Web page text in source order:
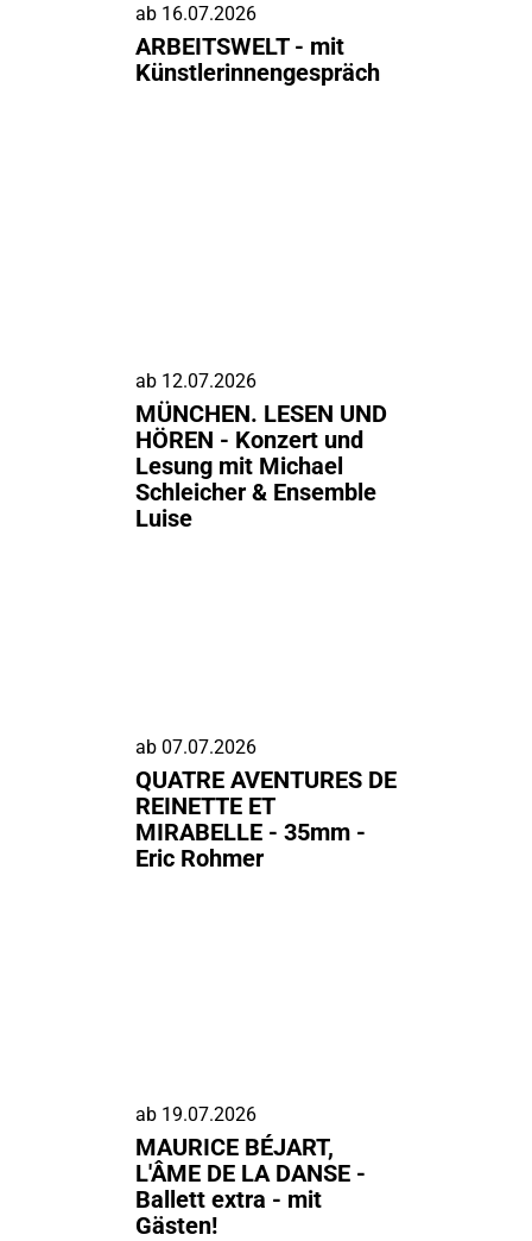
ab 16.07.2026
ARBEITSWELT - mit
Künstlerinnengespräch
ab 12.07.2026
MÜNCHEN. LESEN UND
HÖREN - Konzert und
Lesung mit Michael
Schleicher & Ensemble
Luise
ab 07.07.2026
QUATRE AVENTURES DE
REINETTE ET
MIRABELLE - 35mm -
Eric Rohmer
ab 19.07.2026
MAURICE BÉJART,
L'ÂME DE LA DANSE -
Ballett extra - mit
Gästen!